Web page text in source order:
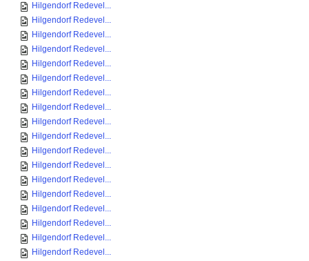
Hilgendorf Redevel...
Hilgendorf Redevel...
Hilgendorf Redevel...
Hilgendorf Redevel...
Hilgendorf Redevel...
Hilgendorf Redevel...
Hilgendorf Redevel...
Hilgendorf Redevel...
Hilgendorf Redevel...
Hilgendorf Redevel...
Hilgendorf Redevel...
Hilgendorf Redevel...
Hilgendorf Redevel...
Hilgendorf Redevel...
Hilgendorf Redevel...
Hilgendorf Redevel...
Hilgendorf Redevel...
Hilgendorf Redevel...